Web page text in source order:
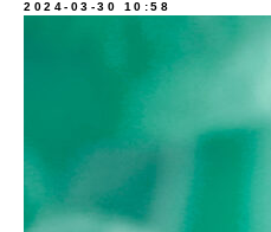
2024-03-30 10:58